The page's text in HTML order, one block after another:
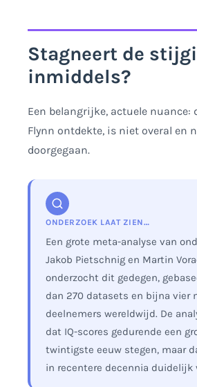
Stagneert de
inmiddels?
Een belangrijke, actuele nuance:
Flynn ontdekte, is niet overal en
doorgegaan.
ONDERZOEK LAAT ZIEN…
Een grote meta-analyse van
Jakob Pietschnig en Martin
onderzocht dit gedegen,
dan 270 datasets en bijna vier
deelnemers wereldwijd. De
dat IQ-scores gedurende een
twintigste eeuw stegen, maar
in recentere decennia duidelijk